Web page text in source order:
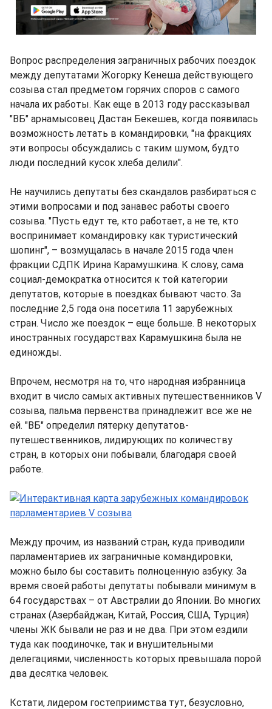
Вопрос распределения заграничных рабочих поездок
между депутатами Жогорку Кенеша действующего
созыва стал предметом горячих споров с самого
начала их работы. Как еще в 2013 году рассказывал
"ВБ" арнамысовец Дастан Бекешев, когда появилась
возможность летать в командировки, "на фракциях
эти вопросы обсуждались с таким шумом, будто
люди последний кусок хлеба делили".
Не научились депутаты без скандалов разбираться с
этими вопросами и под занавес работы своего
созыва. "Пусть едут те, кто работает, а не те, кто
воспринимает командировку как туристический
шопинг", – возмущалась в начале 2015 года член
фракции СДПК Ирина Карамушкина. К слову, сама
социал-демократка относится к той категории
депутатов, которые в поездках бывают часто. За
последние 2,5 года она посетила 11 зарубежных
стран. Число же поездок – еще больше. В некоторых
иностранных государствах Карамушкина была не
единожды.
Впрочем, несмотря на то, что народная избранница
входит в число самых активных путешественников V
созыва, пальма первенства принадлежит все же не
ей. "ВБ" определил пятерку депутатов-
путешественников, лидирующих по количеству
стран, в которых они побывали, благодаря своей
работе.
Между прочим, из названий стран, куда приводили
парламентариев их заграничные командировки,
можно было бы составить полноценную азбуку. За
время своей работы депутаты побывали минимум в
64 государствах – от Австралии до Японии. Во многих
странах (Азербайджан, Китай, Россия, США, Турция)
члены ЖК бывали не раз и не два. При этом ездили
туда как поодиночке, так и внушительными
делегациями, численность которых превышала порой
два десятка человек.
Кстати, лидером гостеприимства тут, безусловно,